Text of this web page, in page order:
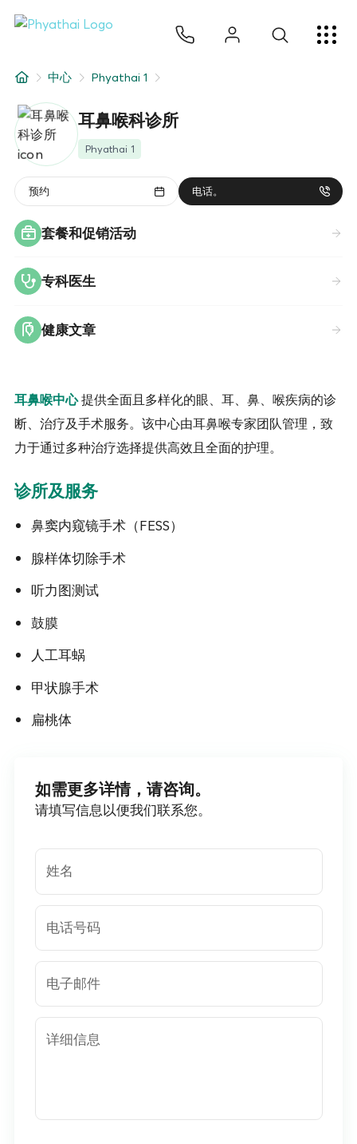
关于我们
医院分院
中心 Phyathai 1
耳鼻喉科诊所
Phyathai 1
预约 电话。
套餐和促销活动
专科医生
健康文章
耳鼻喉中心提供全面且多样化的眼、耳、鼻、喉疾病的诊
断、治疗及手术服务。该中心由耳鼻喉专家团队管理，致
力于通过多种治疗选择提供高效且全面的护理。
诊所及服务
鼻窦内窥镜手术（FESS）
腺样体切除手术
听力图测试
鼓膜
人工耳蜗
甲状腺手术
扁桃体
如需更多详情，请咨询。
请填写信息以便我们联系您。
姓名
电话号码
电子邮件
详细信息